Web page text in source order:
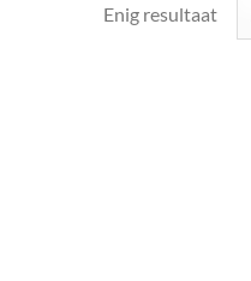
Enig resultaat